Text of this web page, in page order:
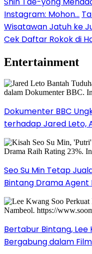
Instagram: Mohon…
Wisatawan Jatuh ke
Cek Daftar Rokok di
Entertainment
Dokumenter BBC
terhadap Jared Leto,
Seo Su Min Tetap
Bintang Drama
Bertabur Bintang, Lee
Bergabung dalam